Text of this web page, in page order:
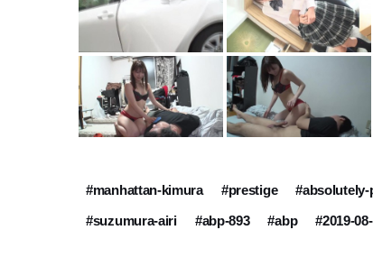
#manhattan-kimura #prestige #absolutely-
#suzumura-airi
#abp-893 #abp #2019-